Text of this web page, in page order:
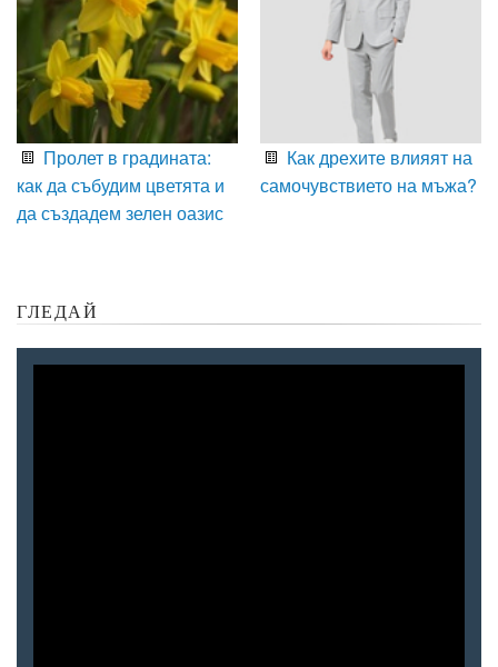
Пролет в градината:
как да събудим цветята и
да създадем зелен оазис
Как дрехите влияят на
самочувствието на мъжа?
ГЛЕДАЙ